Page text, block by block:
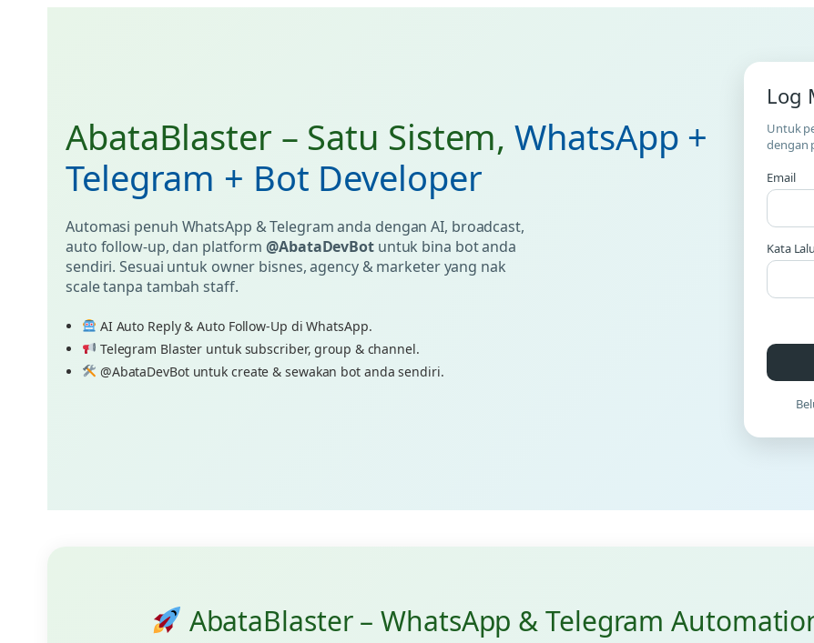
AbataBlaster – Satu Sistem,WhatsApp +
Telegram + Bot Developer
Automasi penuh WhatsApp & Telegram anda dengan AI, broadcast,
auto follow-up, dan platform@AbataDevBotuntuk bina bot anda
sendiri. Sesuai untuk owner bisnes, agency & marketer yang nak
scale tanpa tambah staff.
AI Auto Reply & Auto Follow-Up di WhatsApp.
Telegram Blaster untuk subscriber, group & channel.
@AbataDevBot untuk create & sewakan bot anda sendiri.
Log
Untuk
dengan
Email
Kata
AbataBlaster – WhatsApp & Telegram